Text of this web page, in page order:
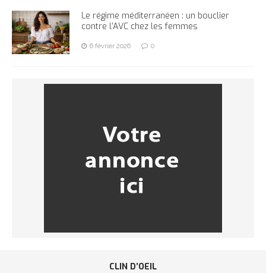
Le régime méditerranéen : un bouclier
contre l’AVC chez les femmes
6 février 2026 0
CLIN D’OEIL